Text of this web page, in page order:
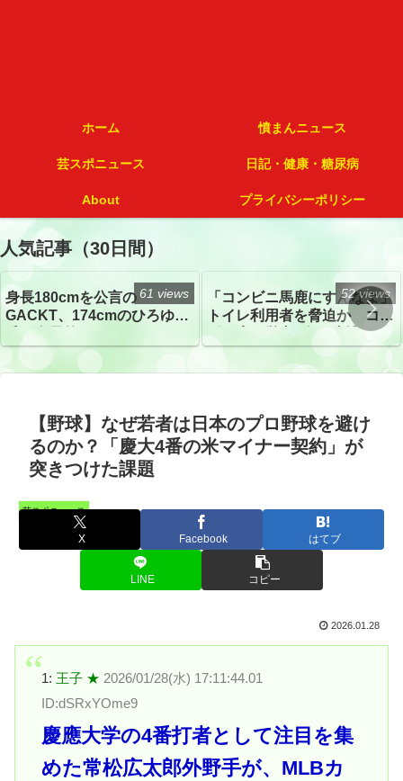
ホーム 憤まんニュース
芸スポニュース 日記・健康・糖尿病
About プライバシーポリシー
人気記事（30日間）
身長180cmを公言の
GACKT、174cmのひろゆき
トざわつき イベントでの写
真が話題
61 views
「コンビニ馬鹿にすんなよ」
トイレ利用者を脅迫か コン
52 views
【野球】なぜ若者は日本のプロ野球を避け
るのか？「慶大4番の米マイナー契約」が
突きつけた課題
芸スポニュース
X Facebook はてブ
LINE コピー
2026.01.28
1: 王子 ★ 2026/01/28(水) 17:11:44.01
ID:dSRxYOme9
慶應大学の4番打者として注目を集
めた常松広太郎外野手が、MLBカ